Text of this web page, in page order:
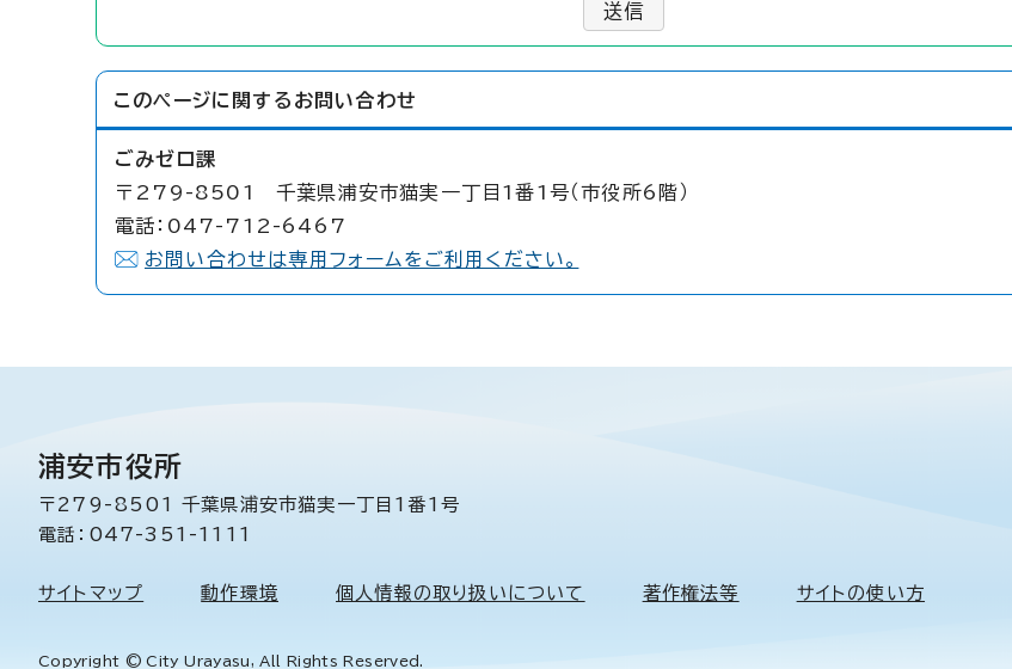
送信
このページに関する お問い合わせ
ごみゼロ課
〒279-8501 千葉県浦安市猫実一丁目1番1号（市役所6階）
電話：047-712-6467
お問い合わせは専用フォームをご利用ください。
浦安市役所
〒279-8501 千葉県浦安市猫実一丁目1番1号
電話：047-351-1111
サイトマップ 動作環境 個人情報の取り扱いについて 著作権法等 サイトの使い方
Copyright © City Urayasu, All Rights Reserved.